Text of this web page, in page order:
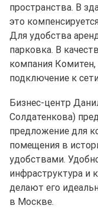
пространства. В
это
Для удобства
парковка. В
компания Комитен,
подключение к
Бизнес-центр
Солдатенкова)
предложение для
помещения в
удобствами.
инфраструктура и
делают его
в Москве.